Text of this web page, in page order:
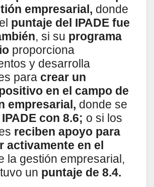
empresarial, donde
puntaje del IPADE fue
, si su programa
proporciona
y desarrolla
para crear un
en el campo de
empresarial, donde se
IPADE con 8.6; o si los
reciben apoyo para
activamente en el
la gestión empresarial,
un puntaje de 8.4.